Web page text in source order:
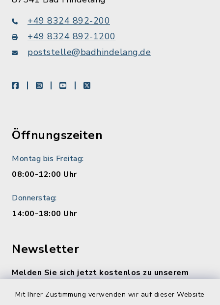
Mit Ihrer Zustimmung verwenden wir auf dieser Website
+49 8324 892-200
+49 8324 892-1200
poststelle@badhindelang.de
facebookinstagramyoutubeX
Öffnungszeiten
Montag bis Freitag:
08:00-12:00 Uhr
Donnerstag:
14:00-18:00 Uhr
Newsletter
Melden Sie sich jetzt kostenlos zu unserem